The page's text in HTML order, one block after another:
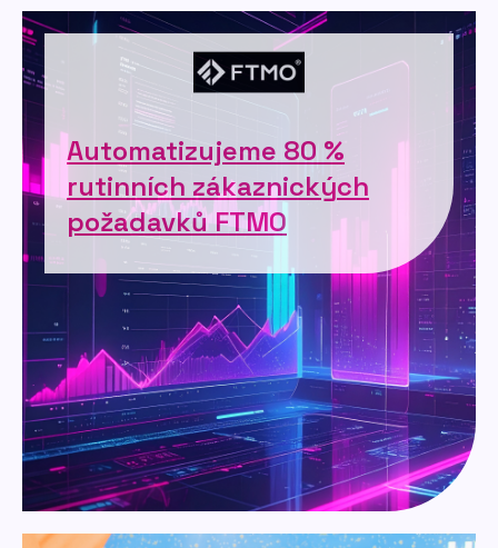
Automatizujeme 80 %
rutinních zákaznických
požadavků FTMO